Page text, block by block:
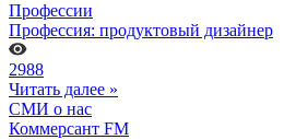
Профессии
Профессия: продуктовый дизайнер
2988
Читать далее »
СМИ о нас
Коммерсант FM